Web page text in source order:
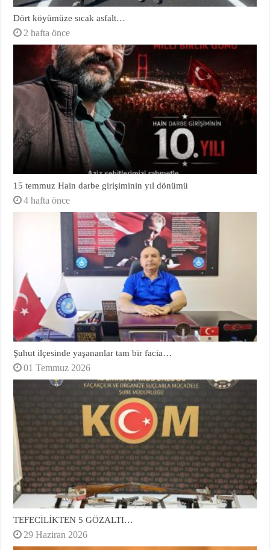
Dört köyümüze sıcak asfalt…
2 hafta önce
15 temmuz Hain darbe girişiminin yıl dönümü
4 hafta önce
Şuhut ilçesinde yaşananlar tam bir facia…
01 Temmuz 2026
TEFECİLİKTEN 5 GÖZALTI…
29 Haziran 2026